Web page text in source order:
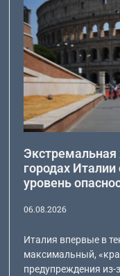
городах
уровень
06.08.2026
Италия впервые в
максимальный,
предупреждения